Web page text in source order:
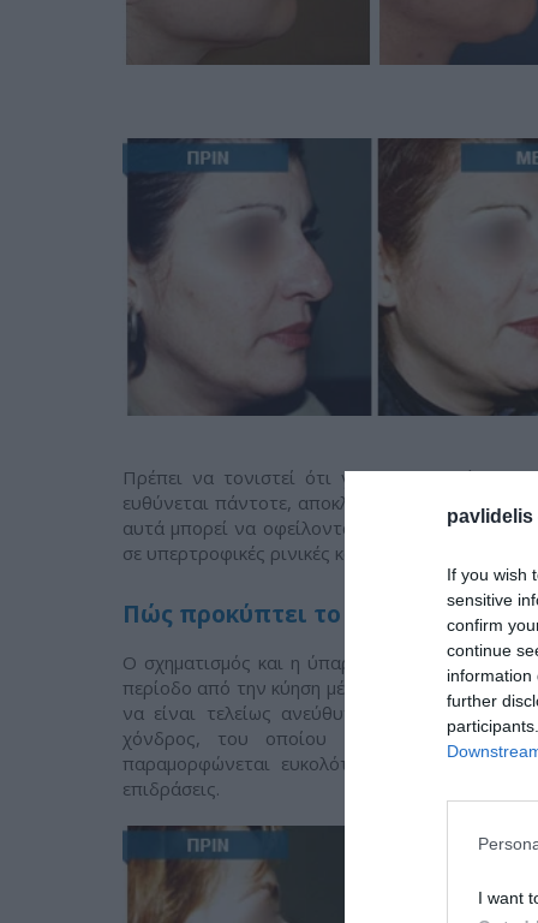
pavlidelis
If you wish
sensitive
confirm
continue
information
further
I want
Πρέπει να τονιστεί ότι για τα παραπάνω
ευθύνεται πάντοτε, αποκλειστικά και μόνο,
αυτά μπορεί να οφείλονται σε οξεία και
σε υπερτροφικές ρινικές κόγχες και σε άλλες
Πώς προκύπτει το σκολιωτικό
Ο σχηματισμός και η ύπαρξη σκολιωτικού
περίοδο από την κύηση μέχρι και την εφηβεία.
να είναι τελείως ανεύθυνη γι' αυτό. Στην
χόνδρος, του οποίου μεγάλο μέρος
παραμορφώνεται ευκολότερα από το οστό
επιδράσεις.